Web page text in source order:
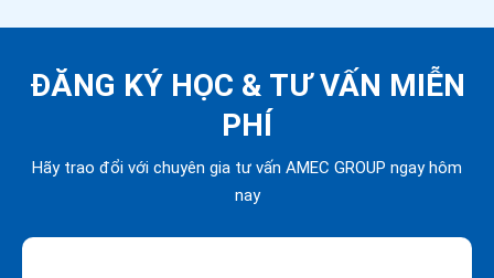
ĐĂNG KÝ HỌC & TƯ VẤN MIỄN
PHÍ
Hãy trao đổi với chuyên gia tư vấn AMEC GROUP ngay hôm
nay